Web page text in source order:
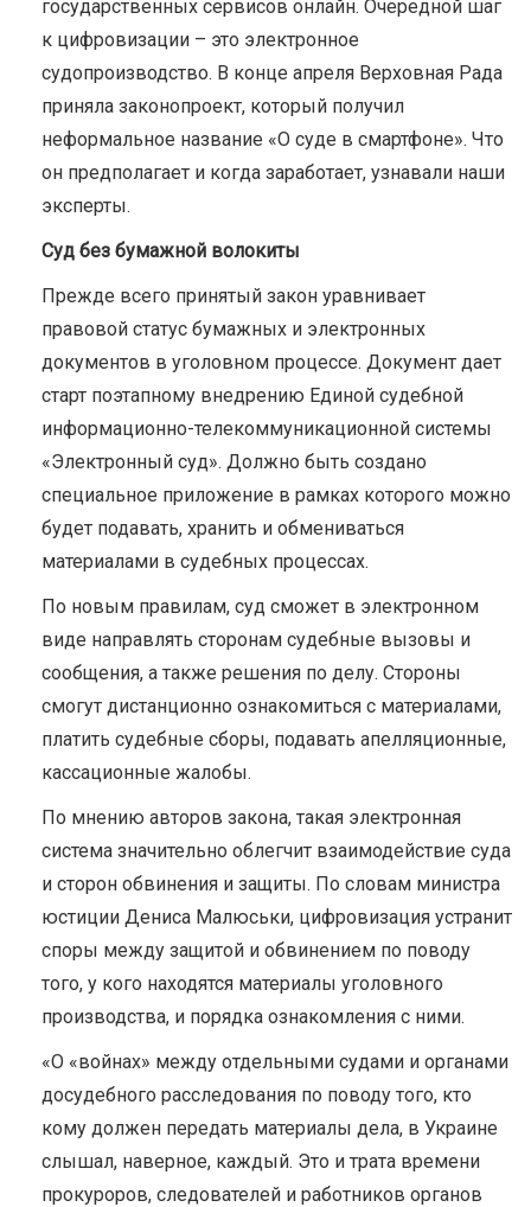
государственных сервисов онлайн. Очередной шаг
к цифровизации – это электронное
судопроизводство. В конце апреля Верховная Рада
приняла законопроект, который получил
неформальное название «О суде в смартфоне». Что
он предполагает и когда заработает, узнавали наши
эксперты.
Суд без бумажной волокиты
Прежде всего принятый закон уравнивает
правовой статус бумажных и электронных
документов в уголовном процессе. Документ дает
старт поэтапному внедрению Единой судебной
информационно-телекоммуникационной системы
«Электронный суд». Должно быть создано
специальное приложение в рамках которого можно
будет подавать, хранить и обмениваться
материалами в судебных процессах.
По новым правилам, суд сможет в электронном
виде направлять сторонам судебные вызовы и
сообщения, а также решения по делу. Стороны
смогут дистанционно ознакомиться с материалами,
платить судебные сборы, подавать апелляционные,
кассационные жалобы.
По мнению авторов закона, такая электронная
система значительно облегчит взаимодействие суда
и сторон обвинения и защиты. По словам министра
юстиции Дениса Малюськи, цифровизация устранит
споры между защитой и обвинением по поводу
того, у кого находятся материалы уголовного
производства, и порядка ознакомления с ними.
«О «войнах» между отдельными судами и органами
досудебного расследования по поводу того, кто
кому должен передать материалы дела, в Украине
слышал, наверное, каждый. Это и трата времени
прокуроров, следователей и работников органов